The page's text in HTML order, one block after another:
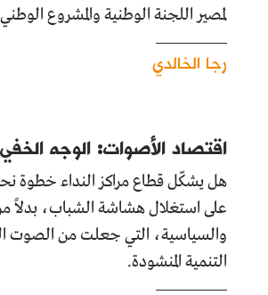
لمصير اللجنة الوطنية والمشروع
رجا الخالدي
اقتصاد الأصوات: الوجه
هل يشكّل قطاع مراكز النداء خطوة
على استغلال هشاشة الشباب، بدلاً من
والسياسية، التي جعلت من الصوت
التنمية المنشودة.